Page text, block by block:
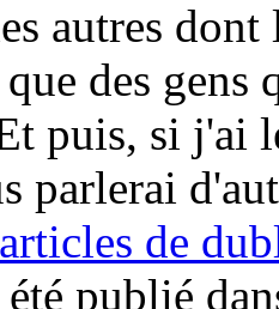
autres dont
des gens
puis, si j'ai
parlerai
de
été publié